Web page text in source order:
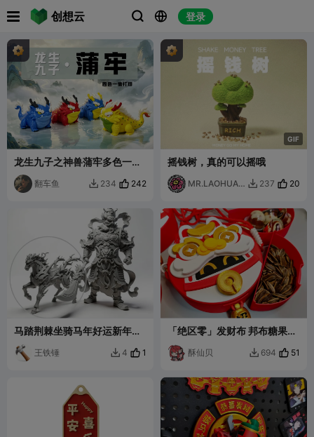
创想云   登录
 
龙生九子之神兽蒲牢多色一体
打印摆件模型
翻车鱼  234 242
GIF
摇钱树，真的可以摇哦
MR.LAOHUAN  237 20
马踏荆棘坐骑马年好运新年摆
件雕塑手办高精度
王铁锤  4 1
「绝区零」发财布 邦布糖果收
酥仙贝  694 51